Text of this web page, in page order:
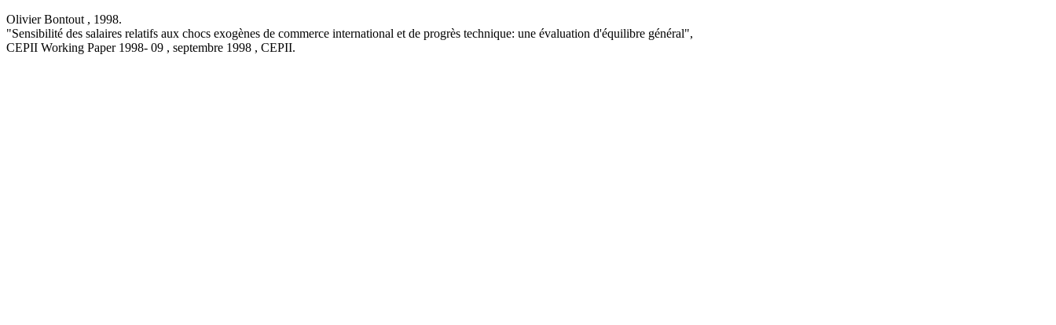
Olivier Bontout , 1998.
"Sensibilité des salaires relatifs aux chocs exogènes de commerce international et de progrès technique: une évaluation d'équilibre général",
CEPII Working Paper 1998- 09 , septembre 1998 , CEPII.